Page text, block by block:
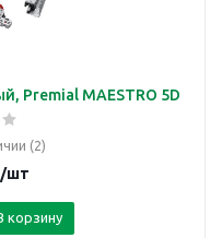
Premial MAESTRO 5D
(2)
/шт
корзину